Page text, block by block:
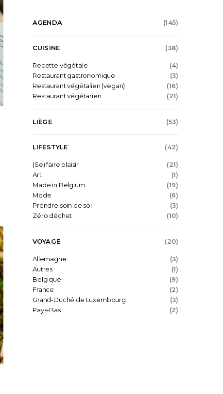
AGENDA (145)
CUISINE (38)
Recette végétale
(4)
Restaurant gastronomique
(3)
Restaurant végétalien (vegan)
(16)
Restaurant végétarien
(21)
LIÈGE (53)
LIFESTYLE (42)
(Se) faire plaisir
(21)
Art
(1)
Made in Belgium
(19)
Mode
(6)
Prendre soin de soi
(3)
Zéro déchet
(10)
VOYAGE (20)
Allemagne
(3)
Autres
(1)
Belgique
(9)
France
(2)
Grand-Duché de Luxembourg
(3)
Pays-Bas
(2)